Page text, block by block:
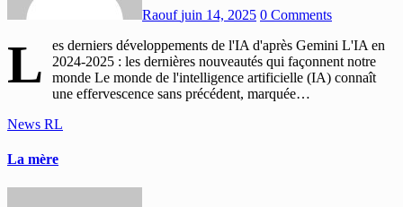
Raoufjuin 14, 2025 0 Comments
L
es derniers développements de l'IA d'après Gemini L'IA en
2024-2025 : les dernières nouveautés qui façonnent notre
monde Le monde de l'intelligence artificielle (IA) connaît
une effervescence sans précédent, marquée…
News RL
La mère